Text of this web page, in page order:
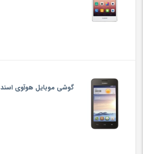
گوشی موبایل هوآوی اسند Y330